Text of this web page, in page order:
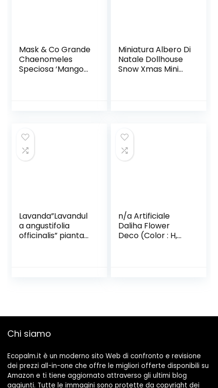
Mask & Co Grande
Chaenomeles
Speciosa ‘Mango
arancio/salmone
Miniatura Albero Di
Natale Dollhouse
Snow Xmas Mini
Lavanda”Lavandul
a angustifolia
officinalis” pianta
n/a Artificiale
Daliha Flower
Deco (Color : H,
Chi siamo
Ecopalm.it è un moderno sito Web di confronto e revisione
dei prezzi all-in-one che offre le migliori offerte disponibili su
Amazon e ti tiene aggiornato attraverso gli ultimi blog
aggiunti. Tutte le immagini sono protette da copyright dei